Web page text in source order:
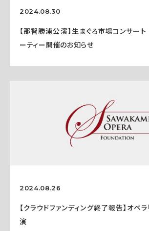
2024.08.30
【那智勝浦公演】生まぐろ市場コンサー
ーティー開催のお知らせ
2024.08.26
【クラウドファンディング終了報告】オペ
演